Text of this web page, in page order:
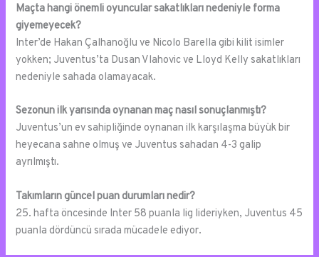
Maçta hangi önemli oyuncular sakatlıkları nedeniyle forma
giyemeyecek?
Inter’de Hakan Çalhanoğlu ve Nicolo Barella gibi kilit isimler
yokken; Juventus’ta Dusan Vlahovic ve Lloyd Kelly sakatlıkları
nedeniyle sahada olamayacak.
Sezonun ilk yarısında oynanan maç nasıl sonuçlanmıştı?
Juventus’un ev sahipliğinde oynanan ilk karşılaşma büyük bir
heyecana sahne olmuş ve Juventus sahadan 4-3 galip
ayrılmıştı.
Takımların güncel puan durumları nedir?
25. hafta öncesinde Inter 58 puanla lig lideriyken, Juventus 45
puanla dördüncü sırada mücadele ediyor.